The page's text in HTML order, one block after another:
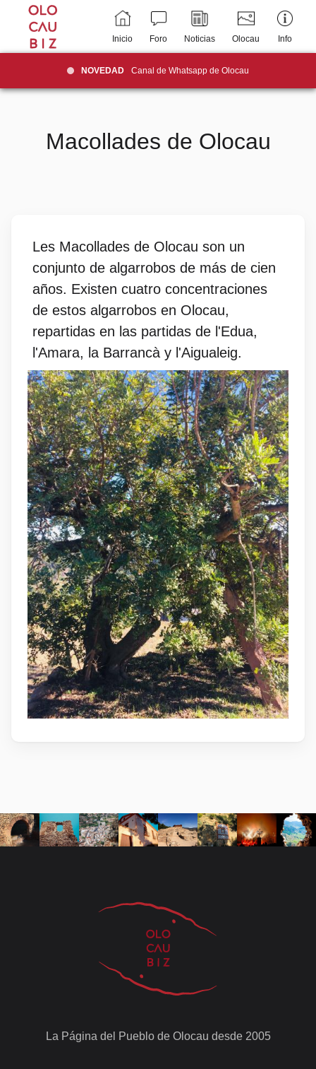
Inicio Foro Noticias Olocau Info
NOVEDAD Canal de Whatsapp de Olocau
Macollades de Olocau
Les Macollades de Olocau son un
conjunto de algarrobos de más de cien
años. Existen cuatro concentraciones
de estos algarrobos en Olocau,
repartidas en las partidas de l'Edua,
l'Amara, la Barrancà y l'Aigualeig.
La Página del Pueblo de Olocau desde 2005